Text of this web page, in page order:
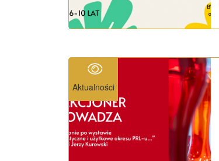
Aktualności